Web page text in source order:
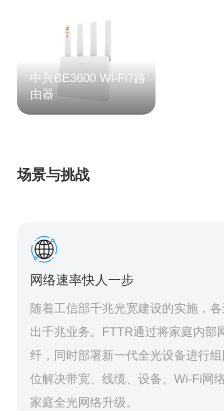
中兴BE3600 Wi-Fi7路
由器
场景与挑战
网络速率快人一步
随着工信部千兆光宽建设的实施，
出千兆业务。FTTR通过将家庭内部
纤，同时部署新一代全光设备进行
位解决带宽、线缆、设备、Wi-Fi网
家庭全光网络升级。